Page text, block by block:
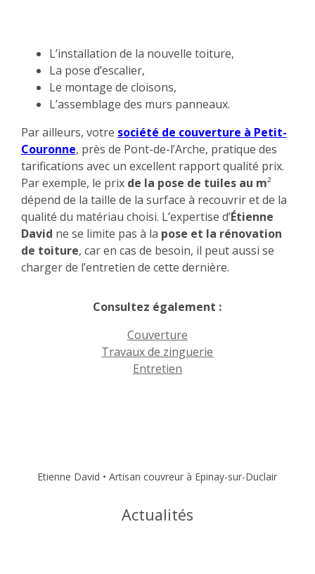
L’installation de la nouvelle toiture,
La pose d’escalier,
Le montage de cloisons,
L’assemblage des murs panneaux.
Par ailleurs, votre société de couverture à Petit-
Couronne, près de Pont-de-l’Arche, pratique des
tarifications avec un excellent rapport qualité prix.
Par exemple, le prixde la pose de tuiles au m²
dépend de la taille de la surface à recouvrir et de la
qualité du matériau choisi. L’expertise d’Étienne
David ne se limite pas à la pose et la rénovation
de toiture, car en cas de besoin, il peut aussi se
charger de l’entretien de cette dernière.
Consultez également :
Couverture
Travaux de zinguerie
Entretien
Etienne David • Artisan couvreur à Epinay-sur-Duclair
Actualités